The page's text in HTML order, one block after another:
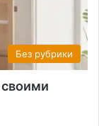
Без рубрики